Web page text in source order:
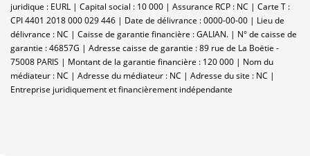
juridique : EURL | Capital social : 10 000 | Assurance RCP : NC | Carte T :
CPI 4401 2018 000 029 446 | Date de délivrance : 0000-00-00 | Lieu de
délivrance : NC | Caisse de garantie financière : GALIAN. | N° de caisse de
garantie : 46857G | Adresse caisse de garantie : 89 rue de La Boëtie -
75008 PARIS | Montant de la garantie financière : 120 000 | Nom du
médiateur : NC | Adresse du médiateur : NC | Adresse du site : NC |
Entreprise juridiquement et financièrement indépendante